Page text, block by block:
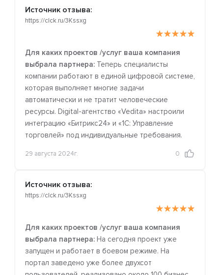
Источник отзыва:
https://clck.ru/3Kssxg
Для каких проектов /услуг ваша компания
выбрала партнера: Теперь специалисты
компании работают в единой цифровой системе,
которая выполняет многие задачи
автоматически и не тратит человеческие
ресурсы. Digital-агентство «Vedita» настроили
интеграцию «Битрикс24» и «1С: Управление
торговлей» под индивидуальные требования.
29 августа 2024г. 0
Источник отзыва:
https://clck.ru/3Kssxg
Для каких проектов /услуг ваша компания
выбрала партнера: На сегодня проект уже
запущен и работает в боевом режиме. На
портал заведено уже более двухсот